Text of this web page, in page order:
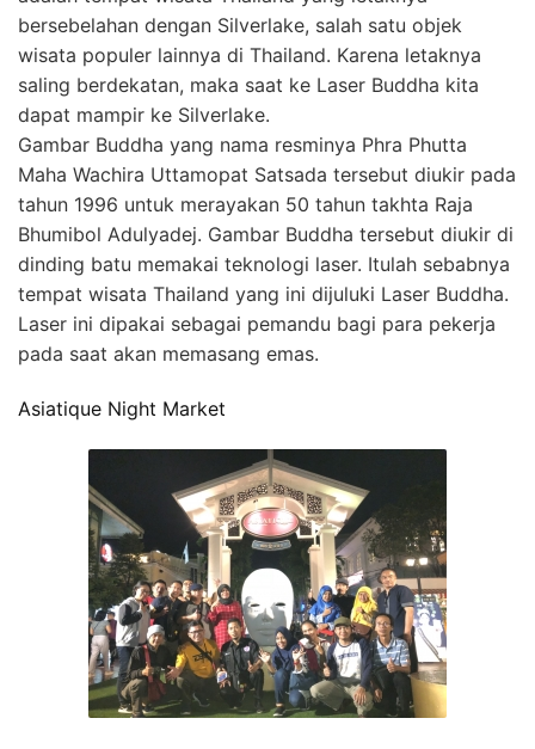
bersebelahan dengan Silverlake, salah satu objek
wisata populer lainnya di Thailand. Karena letaknya
saling berdekatan, maka saat ke Laser Buddha kita
dapat mampir ke Silverlake.
Gambar Buddha yang nama resminya Phra Phutta
Maha Wachira Uttamopat Satsada tersebut diukir pada
tahun 1996 untuk merayakan 50 tahun takhta Raja
Bhumibol Adulyadej. Gambar Buddha tersebut diukir di
dinding batu memakai teknologi laser. Itulah sebabnya
tempat wisata Thailand yang ini dijuluki Laser Buddha.
Laser ini dipakai sebagai pemandu bagi para pekerja
pada saat akan memasang emas.
Asiatique Night Market